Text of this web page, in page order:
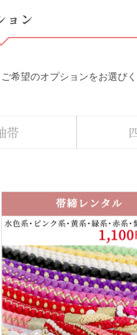
ョン
希望のオプションをお選び
帯